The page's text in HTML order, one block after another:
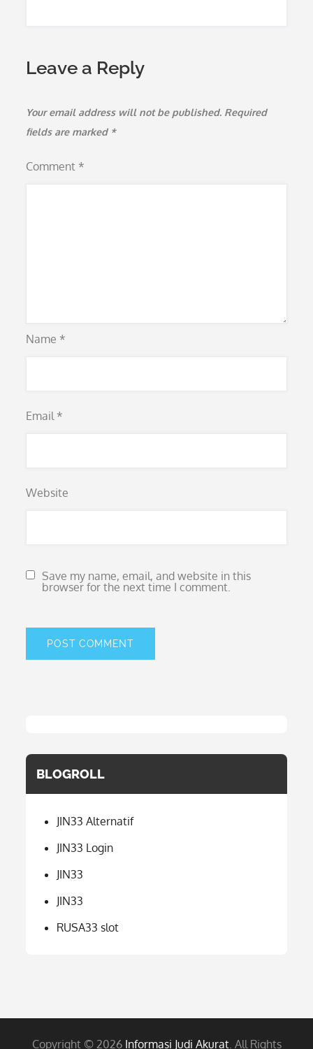
Leave a Reply
Your email address will not be published. Required
fields are marked *
Comment *
Name *
Email *
Website
Save my name, email, and website in this
browser for the next time I comment.
BLOGROLL
JIN33 Alternatif
JIN33 Login
JIN33
JIN33
RUSA33 slot
Copyright © 2026 Informasi Judi Akurat. All Rights